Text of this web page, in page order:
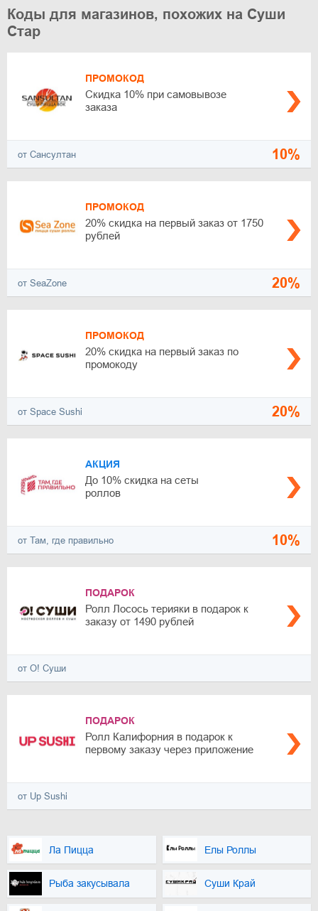
Коды для магазинов, похожих на Суши
Стар
ПРОМОКОД
Скидка 10% при самовывозе
заказа
от Сансултан 10%
ПРОМОКОД
20% скидка на первый заказ от 1750
рублей
от SeaZone 20%
ПРОМОКОД
20% скидка на первый заказ по
промокоду
от Space Sushi 20%
АКЦИЯ
До 10% скидка на сеты
роллов
от Там, где правильно 10%
ПОДАРОК
Ролл Лосось терияки в подарок к
заказу от 1490 рублей
от О! Суши
ПОДАРОК
Ролл Калифорния в подарок к
первому заказу через приложение
от Up Sushi
Ла Пицца Елы Роллы
Рыба закусывала Суши Край